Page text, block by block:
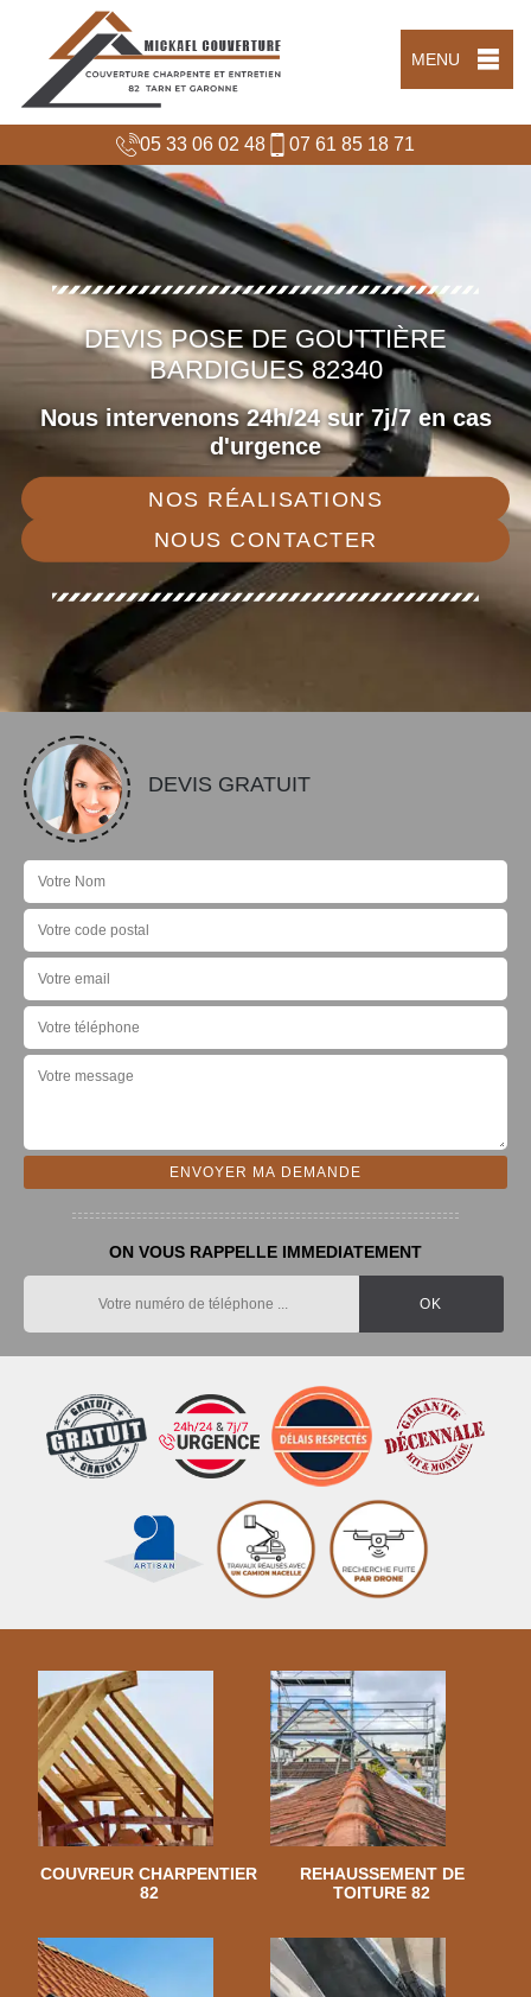
MENU
05 33 06 02 48 07 61 85 18 71
DEVIS POSE DE GOUTTIÈRE
BARDIGUES 82340
Nous intervenons 24h/24 sur 7j/7 en cas
d'urgence
NOS RÉALISATIONS
NOUS CONTACTER
DEVIS GRATUIT
ON VOUS RAPPELLE IMMEDIATEMENT
COUVREUR CHARPENTIER
82
REHAUSSEMENT DE
TOITURE 82